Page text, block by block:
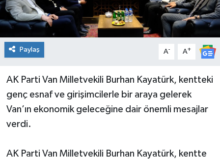
Paylaş A- A+
AK Parti Van Milletvekili Burhan Kayatürk, kentteki
genç esnaf ve girişimcilerle bir araya gelerek
Van’ın ekonomik geleceğine dair önemli mesajlar
verdi.
AK Parti Van Milletvekili Burhan Kayatürk, kentte